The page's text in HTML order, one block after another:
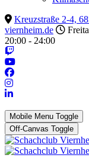
Kreuzstraße 2-4,
viernheim.de
20:00 - 24:00
Mobile Menu Toggle
Off-Canvas Toggle